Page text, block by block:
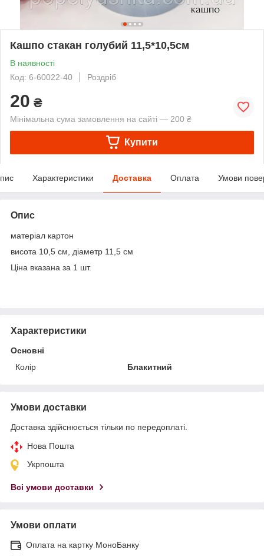
Кашпо стакан голубий 11,5*10,5см
В наявності
Код: 6-60022-40
Роздріб
20 ₴
Мінімальна сума замовлення на сайті — 200 ₴
Купити
Характеристики Доставка Оплата Умови
Опис
матеріал картон
висота 10,5 см, діаметр 11,5 см
Ціна вказана за 1 шт.
Характеристики
Основні
Колір
Блакитний
Умови доставки
Доставка здійснюється тільки по передоплаті.
Нова Пошта
Укрпошта
Всі умови доставки
Умови оплати
Оплата на картку МоноБанку